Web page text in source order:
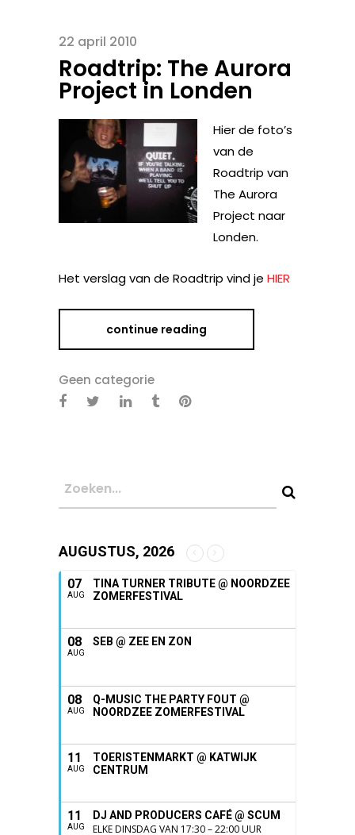
22 april 2010
Roadtrip: The Aurora
Project in Londen
Hier de foto’s
van de
Roadtrip van
The Aurora
Project naar
Londen.
Het verslag van de Roadtrip vind je HIER
continue reading
Geen categorie
AUGUSTUS, 2026
07
AUG
TINA TURNER TRIBUTE @ NOORDZEE
ZOMERFESTIVAL
08
AUG
SEB @ ZEE EN ZON
08
AUG
Q-MUSIC THE PARTY FOUT @
NOORDZEE ZOMERFESTIVAL
11
AUG
TOERISTENMARKT @ KATWIJK
CENTRUM
11
AUG
DJ AND PRODUCERS CAFÉ @ SCUM
ELKE DINSDAG VAN 17:30 – 22:00 UUR